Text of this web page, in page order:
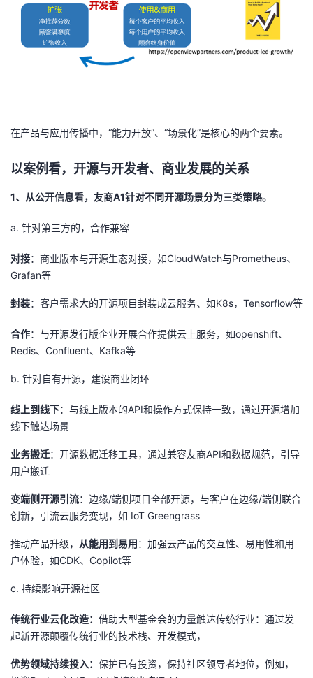
在产品与应用传播中，“能力开放”、“场景化”是核心的两个要素。
以案例看，开源与开发者、商业发展的关系
1、从公开信息看，友商A1针对不同开源场景分为三类策略。
a. 针对第三方的，合作兼容
对接：商业版本与开源生态对接，如CloudWatch与Prometheus、
Grafan等
封装：客户需求大的开源项目封装成云服务、如K8s， Tensorflow等
合作：与开源发行版企业开展合作提供云上服务，如openshift、
Redis、 Confluent、 Kafka等
b. 针对自有开源，建设商业闭环
线上到线下：与线上版本的API和操作方式保持一致，通过开源增加
线下触达场景
业务搬迁：开源数据迁移工具，通过兼容友商API和数据规范，引导
用户搬迁
变端侧开源引流：边缘/端侧项目全部开源，与客户在边缘/端侧联合
创新，引流云服务变现，如 IoT Greengrass
推动产品升级， 从能用到易用：加强云产品的交互性、易用性和用
户体验，如CDK、 Copilot等
c. 持续影响开源社区
传统行业云化改造： 借助大型基金会的力量触达传统行业：通过发
起新开源颠覆传统行业的技术栈、开发模式，
优势领域持续投入： 保护已有投资，保持社区领导者地位，例如，